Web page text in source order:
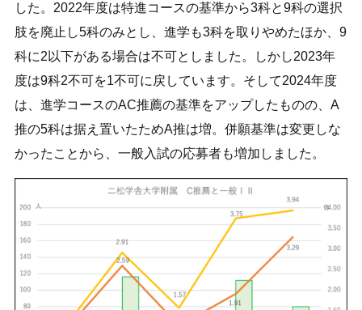
した。2022年度は特進コースの基準から3科と9科の選択
肢を廃止し5科のみとし、進学も3科を取りやめたほか、9
科に2以下がある場合は不可としました。しかし2023年
度は9科2不可を1不可に戻しています。そして2024年度
は、進学コースのAC推薦の基準をアップしたものの、A
推の5科は据え置いたためA推は増。併願基準は変更しな
かったことから、一般入試の応募者も増加しました。